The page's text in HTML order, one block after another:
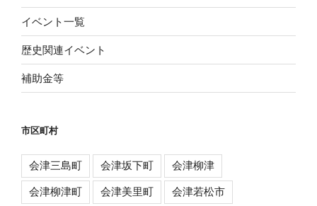
イベント一覧
歴史関連イベント
補助金等
市区町村
会津三島町 会津坂下町 会津柳津
会津柳津町 会津美里町 会津若松市